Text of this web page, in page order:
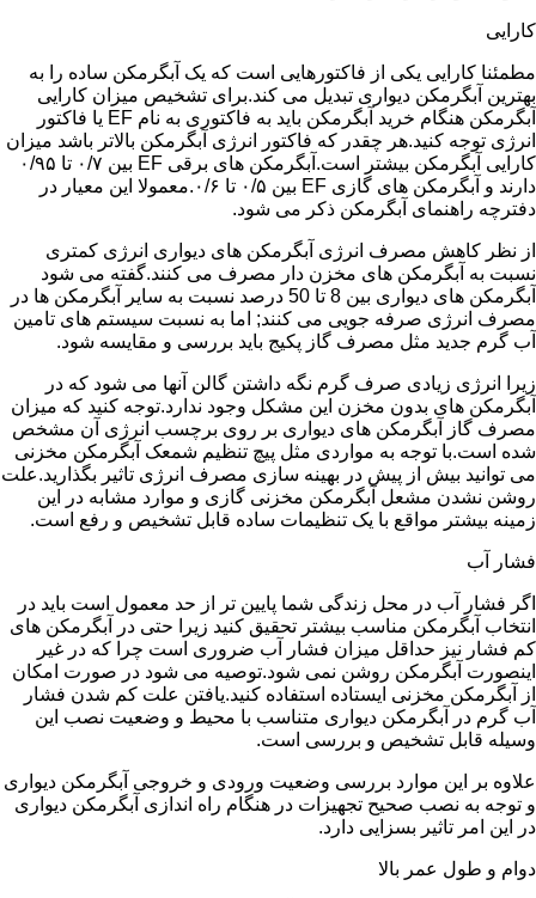
کارایی
مطمئنا کارایی یکی از فاکتورهایی است که یک آبگرمکن ساده را به
بهترین آبگرمکن دیواری تبدیل می کند.برای تشخیص میزان کارایی
آبگرمکن هنگام خرید آبگرمکن باید به فاکتوری به نام EF یا فاکتور
انرژی توجه کنید.هر چقدر که فاکتور انرژی آبگرمکن بالاتر باشد میزان
کارایی آبگرمکن بیشتر است.آبگرمکن های برقی EF بین ۰/۷ تا ۰/۹۵
دارند و آبگرمکن های گازی EF بین ۰/۵ تا ۰/۶.معمولا این معیار در
دفترچه راهنمای آبگرمکن ذکر می شود.
از نظر کاهش مصرف انرژی آبگرمکن های دیواری انرژی کمتری
نسبت به آبگرمکن های مخزن دار مصرف می کنند.گفته می شود
آبگرمکن های دیواری بین 8 تا 50 درصد نسبت به سایر آبگرمکن ها در
مصرف انرژی صرفه جویی می کنند; اما به نسبت سیستم های تامین
آب گرم جدید مثل مصرف گاز پکیج باید بررسی و مقایسه شود.
زیرا انرژی زیادی صرف گرم نگه داشتن گالن آنها می شود که در
آبگرمکن های بدون مخزن این مشکل وجود ندارد.توجه کنید که میزان
مصرف گاز آبگرمکن های دیواری بر روی برچسب انرژی آن مشخص
شده است.با توجه به مواردی مثل پیچ تنظیم شمعک آبگرمکن مخزنی
می توانید بیش از پیش در بهینه سازی مصرف انرژی تاثیر بگذارید.علت
روشن نشدن مشعل آبگرمکن مخزنی گازی و موارد مشابه در این
زمینه بیشتر مواقع با یک تنظیمات ساده قابل تشخیص و رفع است.
فشار آب
اگر فشار آب در محل زندگی شما پایین تر از حد معمول است باید در
انتخاب آبگرمکن مناسب بیشتر تحقیق کنید زیرا حتی در آبگرمکن های
کم فشار نیز حداقل میزان فشار آب ضروری است چرا که در غیر
اینصورت آبگرمکن روشن نمی شود.توصیه می شود در صورت امکان
از آبگرمکن مخزنی ایستاده استفاده کنید.یافتن علت کم شدن فشار
آب گرم در آبگرمکن دیواری متناسب با محیط و وضعیت نصب این
وسیله قابل تشخیص و بررسی است.
علاوه بر این موارد بررسی وضعیت ورودی و خروجی آبگرمکن دیواری
و توجه به نصب صحیح تجهیزات در هنگام راه اندازی آبگرمکن دیواری
در این امر تاثیر بسزایی دارد.
دوام و طول عمر بالا